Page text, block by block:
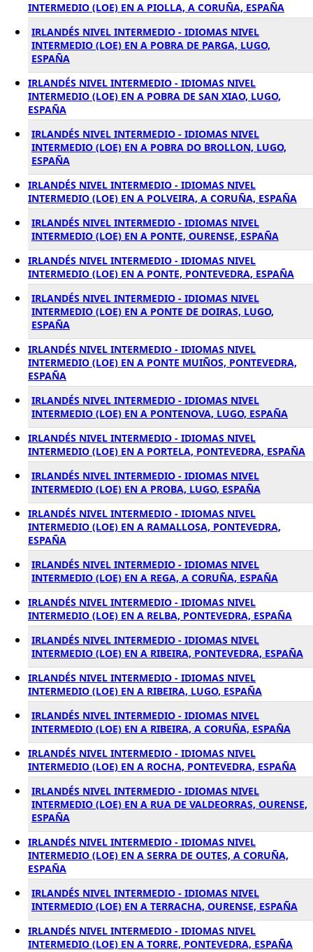
INTERMEDIO (LOE) EN A PIOLLA, A CORUÑA, ESPAÑA
IRLANDÉS NIVEL INTERMEDIO - IDIOMAS NIVEL
INTERMEDIO (LOE) EN A POBRA DE PARGA, LUGO,
ESPAÑA
IRLANDÉS NIVEL INTERMEDIO - IDIOMAS NIVEL
INTERMEDIO (LOE) EN A POBRA DE SAN XIAO, LUGO,
ESPAÑA
IRLANDÉS NIVEL INTERMEDIO - IDIOMAS NIVEL
INTERMEDIO (LOE) EN A POBRA DO BROLLON, LUGO,
ESPAÑA
IRLANDÉS NIVEL INTERMEDIO - IDIOMAS NIVEL
INTERMEDIO (LOE) EN A POLVEIRA, A CORUÑA, ESPAÑA
IRLANDÉS NIVEL INTERMEDIO - IDIOMAS NIVEL
INTERMEDIO (LOE) EN A PONTE, OURENSE, ESPAÑA
IRLANDÉS NIVEL INTERMEDIO - IDIOMAS NIVEL
INTERMEDIO (LOE) EN A PONTE, PONTEVEDRA, ESPAÑA
IRLANDÉS NIVEL INTERMEDIO - IDIOMAS NIVEL
INTERMEDIO (LOE) EN A PONTE DE DOIRAS, LUGO,
ESPAÑA
IRLANDÉS NIVEL INTERMEDIO - IDIOMAS NIVEL
INTERMEDIO (LOE) EN A PONTE MUIÑOS, PONTEVEDRA,
ESPAÑA
IRLANDÉS NIVEL INTERMEDIO - IDIOMAS NIVEL
INTERMEDIO (LOE) EN A PONTENOVA, LUGO, ESPAÑA
IRLANDÉS NIVEL INTERMEDIO - IDIOMAS NIVEL
INTERMEDIO (LOE) EN A PORTELA, PONTEVEDRA, ESPAÑA
IRLANDÉS NIVEL INTERMEDIO - IDIOMAS NIVEL
INTERMEDIO (LOE) EN A PROBA, LUGO, ESPAÑA
IRLANDÉS NIVEL INTERMEDIO - IDIOMAS NIVEL
INTERMEDIO (LOE) EN A RAMALLOSA, PONTEVEDRA,
ESPAÑA
IRLANDÉS NIVEL INTERMEDIO - IDIOMAS NIVEL
INTERMEDIO (LOE) EN A REGA, A CORUÑA, ESPAÑA
IRLANDÉS NIVEL INTERMEDIO - IDIOMAS NIVEL
INTERMEDIO (LOE) EN A RELBA, PONTEVEDRA, ESPAÑA
IRLANDÉS NIVEL INTERMEDIO - IDIOMAS NIVEL
INTERMEDIO (LOE) EN A RIBEIRA, PONTEVEDRA, ESPAÑA
IRLANDÉS NIVEL INTERMEDIO - IDIOMAS NIVEL
INTERMEDIO (LOE) EN A RIBEIRA, LUGO, ESPAÑA
IRLANDÉS NIVEL INTERMEDIO - IDIOMAS NIVEL
INTERMEDIO (LOE) EN A RIBEIRA, A CORUÑA, ESPAÑA
IRLANDÉS NIVEL INTERMEDIO - IDIOMAS NIVEL
INTERMEDIO (LOE) EN A ROCHA, PONTEVEDRA, ESPAÑA
IRLANDÉS NIVEL INTERMEDIO - IDIOMAS NIVEL
INTERMEDIO (LOE) EN A RUA DE VALDEORRAS, OURENSE,
ESPAÑA
IRLANDÉS NIVEL INTERMEDIO - IDIOMAS NIVEL
INTERMEDIO (LOE) EN A SERRA DE OUTES, A CORUÑA,
ESPAÑA
IRLANDÉS NIVEL INTERMEDIO - IDIOMAS NIVEL
INTERMEDIO (LOE) EN A TERRACHA, OURENSE, ESPAÑA
IRLANDÉS NIVEL INTERMEDIO - IDIOMAS NIVEL
INTERMEDIO (LOE) EN A TORRE, PONTEVEDRA, ESPAÑA